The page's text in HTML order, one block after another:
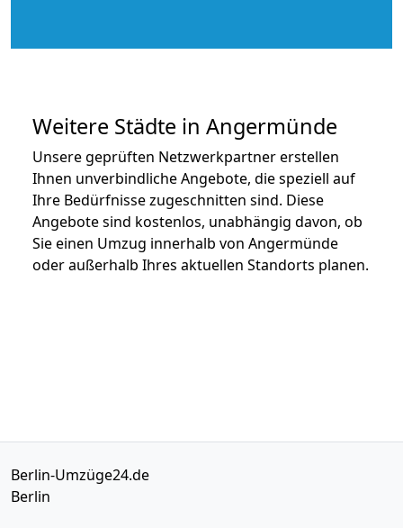
Weitere Städte in Angermünde
Unsere geprüften Netzwerkpartner erstellen
Ihnen unverbindliche Angebote, die speziell auf
Ihre Bedürfnisse zugeschnitten sind. Diese
Angebote sind kostenlos, unabhängig davon, ob
Sie einen Umzug innerhalb von Angermünde
oder außerhalb Ihres aktuellen Standorts planen.
Berlin-Umzüge24.de
Berlin